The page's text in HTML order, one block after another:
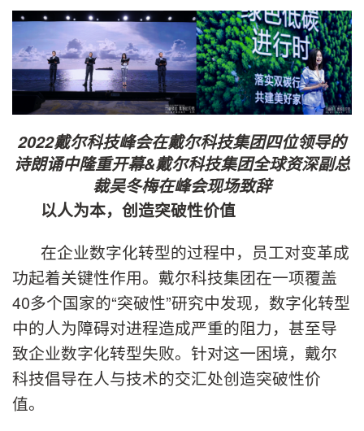
2022戴尔科技峰会在戴尔科技集团四位领导的
诗朗诵中隆重开幕&戴尔科技集团全球资深副总
裁吴冬梅在峰会现场致辞
以人为本，创造突破性价值
在企业数字化转型的过程中，员工对变革成
功起着关键性作用。戴尔科技集团在一项覆盖
40多个国家的“突破性”研究中发现，数字化转型
中的人为障碍对进程造成严重的阻力，甚至导
致企业数字化转型失败。针对这一困境，戴尔
科技倡导在人与技术的交汇处创造突破性价
值。